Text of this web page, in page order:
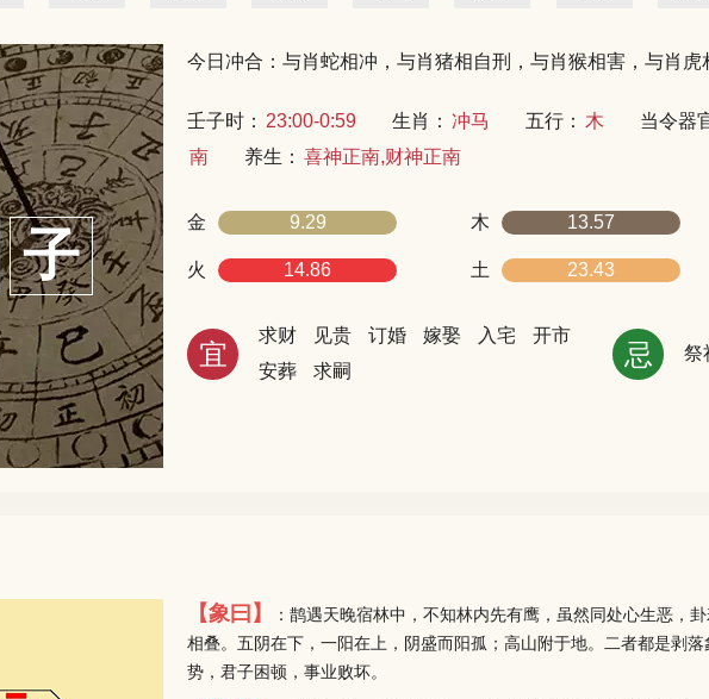
子
今日冲合：与肖蛇相冲，与肖猪相自刑，与肖猴相害，与肖
壬子时： 23:00-0:59 生肖： 冲马 五行： 木 当令器
南
养生： 喜神正南,财神正南
金 9.29 木 13.57
火 14.86 土 23.43
宜
求财 见贵 订婚 嫁娶 入宅
开市
安葬
求嗣
忌 祭
【象曰】
：鹊遇天晚宿林中，不知林内先有鹰，虽然同处心生恶，
相叠。五阴在下，一阳在上，阴盛而阳孤；高山附于地。二者都是剥
势，君子困顿，事业败坏。